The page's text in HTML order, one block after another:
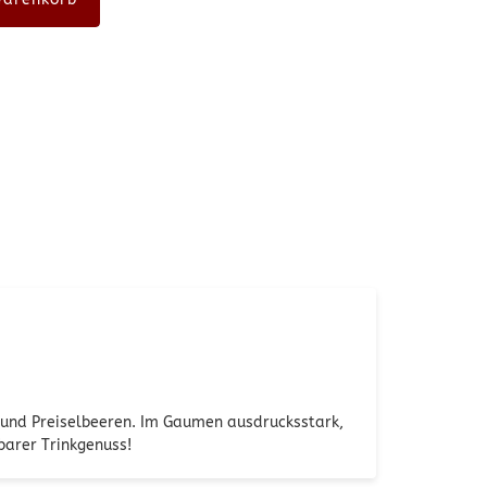
Preiselbeeren. Im Gaumen ausdrucksstark,
Trinkgenuss!